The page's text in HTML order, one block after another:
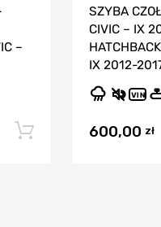
–
Dodaj do koszyka
SZYBA
CIVIC – IX
IX 2012-
VIN
600,00 zł